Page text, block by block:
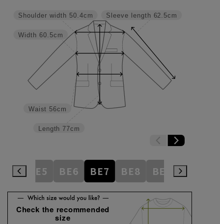
Sleeve length 62.5cm
Length 77cm
Waist 56cm
Width 60.5cm
Shoulder width 50.4cm
BE5 BE6 BE7 BE8 BE9 BE10
Check the recommended
size